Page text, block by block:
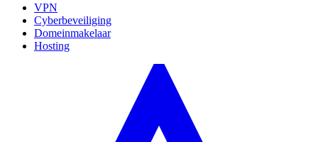
VPN
Cyberbeveiliging
Domeinmakelaar
Hosting